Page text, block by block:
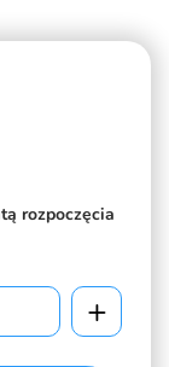
rozpoczęcia
+